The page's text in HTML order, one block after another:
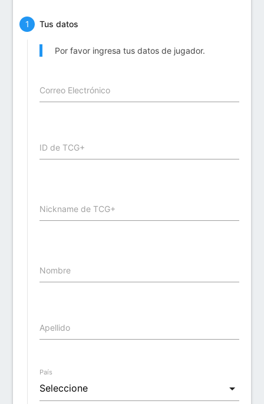
Tus datos
Por favor ingresa tus datos de jugador.
Correo Electrónico
ID de TCG+
Nickname de TCG+
Nombre
Apellido
País